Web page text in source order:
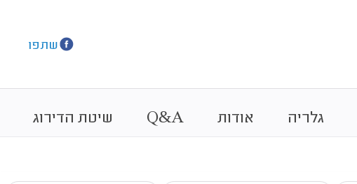
שתפו
גלריה אודות Q&A שיטת הדירוג